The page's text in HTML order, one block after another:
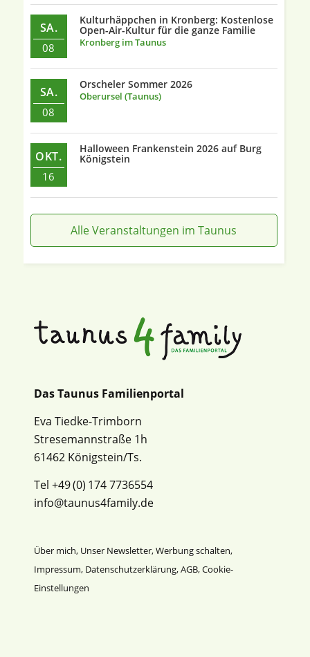
SA.
08
Kulturhäppchen in Kronberg: Kostenlose
Open-Air-Kultur für die ganze Familie
Kronberg im Taunus
SA.
08
Orscheler Sommer 2026
Oberursel (Taunus)
OKT.
16
Halloween Frankenstein 2026 auf Burg
Königstein
Alle Veranstaltungen im Taunus
Das Taunus Familienportal
Eva Tiedke-Trimborn
Stresemannstraße 1h
61462 Königstein/Ts.
Tel +49 (0) 174 7736554
info@taunus4family.de
Über mich, Unser Newsletter,Werbung schalten,
Impressum, Datenschutz­erklärung,AGB,Cookie-
Einstellungen